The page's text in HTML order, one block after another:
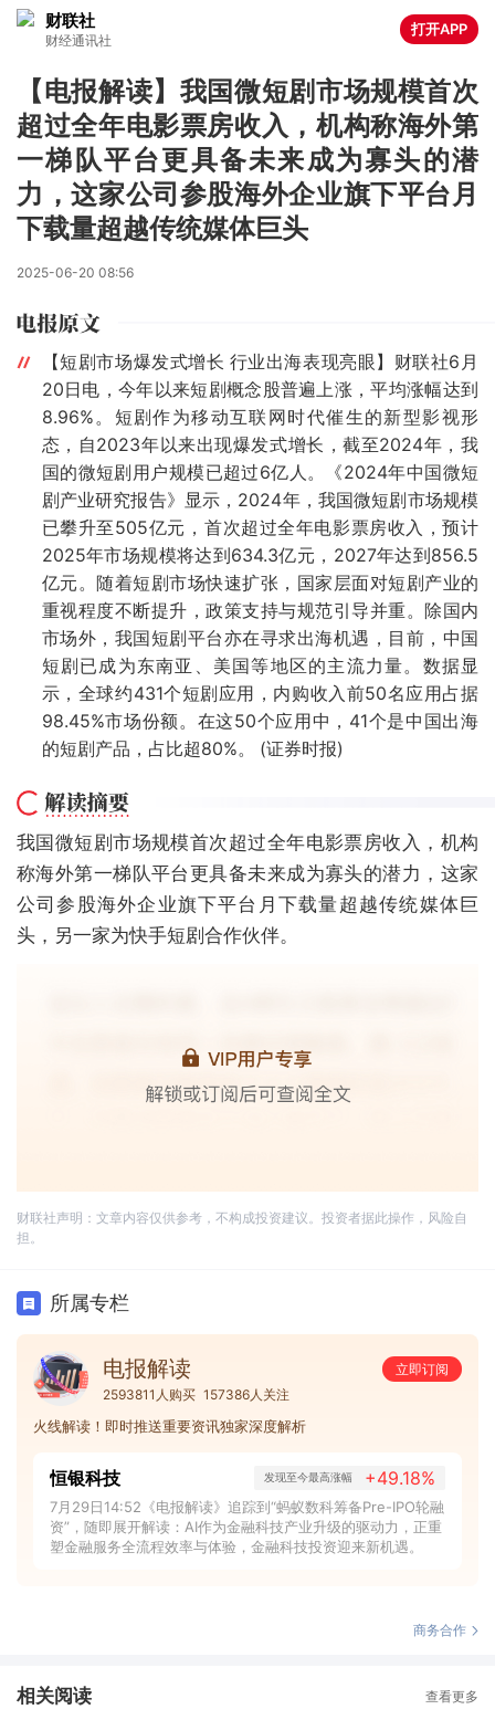
财联社
财经通讯社
打开APP
【电报解读】我国微短剧市场规模首次
超过全年电影票房收入，机构称海外第
一梯队平台更具备未来成为寡头的潜
力，这家公司参股海外企业旗下平台月
下载量超越传统媒体巨头
2025-06-20 08:56
【短剧市场爆发式增长 行业出海表现亮眼】财联社6月
20日电，今年以来短剧概念股普遍上涨，平均涨幅达到
8.96%。短剧作为移动互联网时代催生的新型影视形
态，自2023年以来出现爆发式增长，截至2024年，我
国的微短剧用户规模已超过6亿人。《2024年中国微短
剧产业研究报告》显示，2024年，我国微短剧市场规模
已攀升至505亿元‌‌，首次超过全年电影票房收入，预计
2025年市场规模将达到634.3亿元，2027年达到856.5
亿元。随着短剧市场快速扩张，国家层面对短剧产业的
重视程度不断提升，政策支持与规范引导并重。除国内
市场外，我国短剧平台亦在寻求出海机遇，目前，中国
短剧已成为东南亚、美国等地区的主流力量。数据显
示，全球约431个短剧应用，内购收入前50名应用占据
98.45%市场份额。在这50个应用中，41个是中国出海
的短剧产品，占比超80%。 (证券时报)
我国微短剧市场规模首次超过全年电影票房收入，机构
称海外第一梯队平台更具备未来成为寡头的潜力，这家
公司参股海外企业旗下平台月下载量超越传统媒体巨
头，另一家为快手短剧合作伙伴。
财联社声明：文章内容仅供参考，不构成投资建议。投资者据此操作，风险自
担。
所属专栏
电报解读
立即订阅
2593811人购买 157386人关注
火线解读！即时推送重要资讯独家深度解析
恒银科技 发现至今最高涨幅 +49.18%
7月29日14:52《电报解读》追踪到“蚂蚁数科筹备Pre-IPO轮融
资”，随即展开解读：AI作为金融科技产业升级的驱动力，正重
塑金融服务全流程效率与体验，金融科技投资迎来新机遇。
商务合作
相关阅读 查看更多